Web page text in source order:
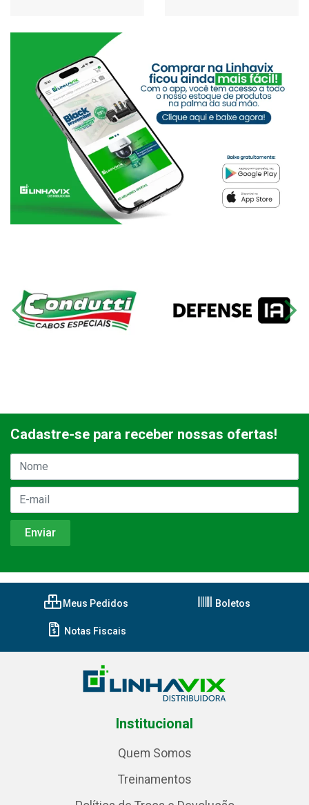
Cadastre-se para receber nossas ofertas!
Meus Pedidos Boletos
Notas Fiscais
Institucional
Quem Somos
Treinamentos